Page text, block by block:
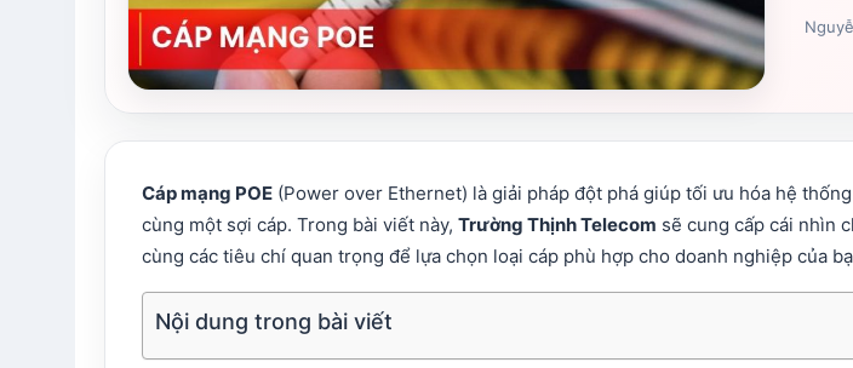
Cáp mạng POE (Power over Ethernet) là giải pháp đột phá giúp tối ưu hóa hệ
cùng một sợi cáp. Trong bài viết này, Trường Thịnh Telecom sẽ cung cấp cái nhìn
cùng các tiêu chí quan trọng để lựa chọn loại cáp phù hợp cho doanh nghiệp của
Nội dung trong bài viết